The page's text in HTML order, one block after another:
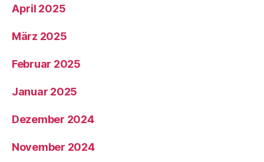
April 2025
März 2025
Februar 2025
Januar 2025
Dezember 2024
November 2024